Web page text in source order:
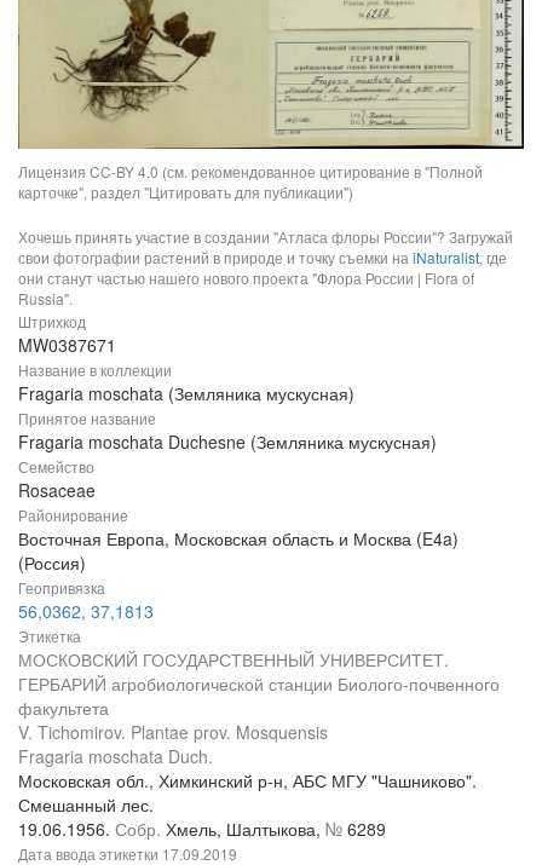
Лицензия CC-BY 4.0 (см. рекомендованное цитирование в "Полной
карточке", раздел "Цитировать для публикации")
Хочешь принять участие в создании "Атласа флоры России"? Загружай
свои фотографии растений в природе и точку съемки на iNaturalist, где
они станут частью нашего нового проекта "Флора России | Flora of
Russia".
Штрихкод
MW0387671
Название в коллекции
Fragaria moschata (Земляника мускусная)
Принятое название
Fragaria moschata Duchesne (Земляника мускусная)
Семейство
Rosaceae
Районирование
Восточная Европа, Московская область и Москва (E4a)
(Россия)
Геопривязка
56,0362, 37,1813
Этикетка
МОСКОВСКИЙ ГОСУДАРСТВЕННЫЙ УНИВЕРСИТЕТ.
ГЕРБАРИЙ агробиологической станции Биолого-почвенного
факультета
V. Tichomirov. Plantae prov. Mosquensis
Fragaria moschata Duch.
Московская обл., Химкинский р-н, АБС МГУ "Чашниково".
Смешанный лес.
19.06.1956. Собр. Хмель, Шалтыкова, № 6289
Дата ввода этикетки 17.09.2019